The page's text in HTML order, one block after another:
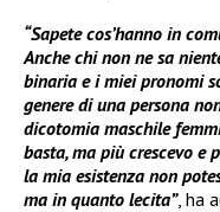
“Sapete cos’hanno in
Anche chi non ne sa
binaria e i miei pronomi
genere di una persona
dicotomia maschile
basta, ma più crescevo e
la mia esistenza non
ma in quanto lecita”, ha